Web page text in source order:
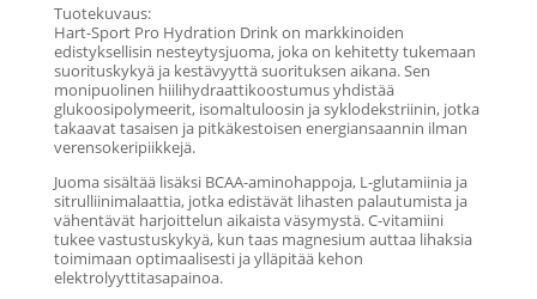
Tuotekuvaus:
Hart-Sport Pro Hydration Drink on markkinoiden
edistyksellisin nesteytysjuoma, joka on kehitetty tukemaan
suorituskykyä ja kestävyyttä suorituksen aikana. Sen
monipuolinen hiilihydraattikoostumus yhdistää
glukoosipolymeerit, isomaltuloosin ja syklodekstriinin, jotka
takaavat tasaisen ja pitkäkestoisen energiansaannin ilman
verensokeripiikkejä.
Juoma sisältää lisäksi BCAA-aminohappoja, L-glutamiinia ja
sitrulliinimalaattia, jotka edistävät lihasten palautumista ja
vähentävät harjoittelun aikaista väsymystä. C-vitamiini
tukee vastustuskykyä, kun taas magnesium auttaa lihaksia
toimimaan optimaalisesti ja ylläpitää kehon
elektrolyyttitasapainoa.